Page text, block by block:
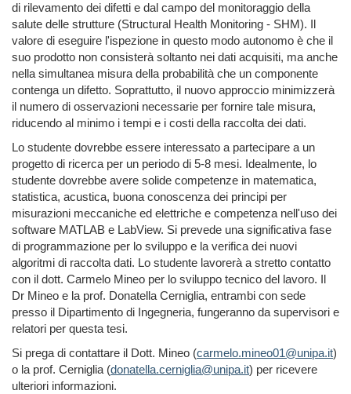
di rilevamento dei difetti e dal campo del monitoraggio della
salute delle strutture (Structural Health Monitoring - SHM). Il
valore di eseguire l'ispezione in questo modo autonomo è che il
suo prodotto non consisterà soltanto nei dati acquisiti, ma anche
nella simultanea misura della probabilità che un componente
contenga un difetto. Soprattutto, il nuovo approccio minimizzerà
il numero di osservazioni necessarie per fornire tale misura,
riducendo al minimo i tempi e i costi della raccolta dei dati.
Lo studente dovrebbe essere interessato a partecipare a un
progetto di ricerca per un periodo di 5-8 mesi. Idealmente, lo
studente dovrebbe avere solide competenze in matematica,
statistica, acustica, buona conoscenza dei principi per
misurazioni meccaniche ed elettriche e competenza nell'uso dei
software MATLAB e LabView. Si prevede una significativa fase
di programmazione per lo sviluppo e la verifica dei nuovi
algoritmi di raccolta dati. Lo studente lavoreràa stretto contatto
con il dott. Carmelo Mineo per lo sviluppo tecnico del lavoro. Il
Dr Mineo e la prof. Donatella Cerniglia, entrambi con sede
presso il Dipartimento di Ingegneria, fungeranno da supervisori e
relatori per questa tesi.
Si prega di contattare il Dott. Mineo (carmelo.mineo01@unipa.it)
o la prof. Cerniglia (donatella.cerniglia@unipa.it) per ricevere
ulteriori informazioni.